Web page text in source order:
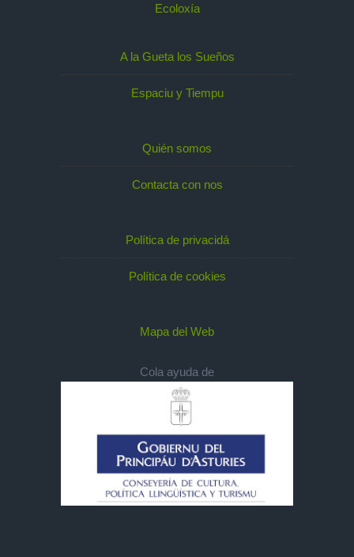
Ecoloxía
A la Gueta los Sueños
Espaciu y Tiempu
Quién somos
Contacta con nos
Política de privacidá
Política de cookies
Mapa del Web
Cola ayuda de